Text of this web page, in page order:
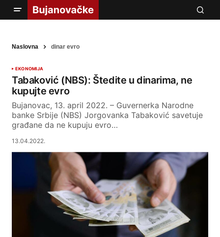
Naslovna dinar evro
EKONOMIJA
Tabaković (NBS): Štedite u dinarima, ne
kupujte evro
Bujanovac, 13. april 2022. – Guvernerka Narodne
banke Srbije (NBS) Jorgovanka Tabaković savetuje
građane da ne kupuju evro…
13.04.2022.